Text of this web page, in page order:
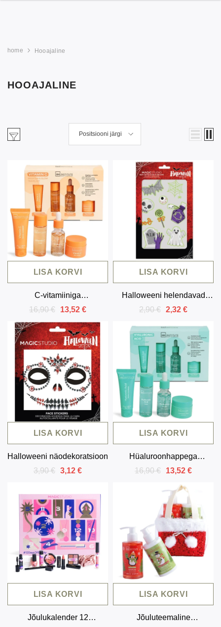
home Hooajaline
HOOAJALINE
Positsiooni järgi
LISA KORVI
C-vitamiiniga
näohoolduskomplekt (4
toodet)
16,90 € 13,52 €
LISA KORVI
Halloweeni helendavad
tätoveeringkleebised
2,90 € 2,32 €
LISA KORVI
Halloweeni näodekoratsioon
3,90 € 3,12 €
LISA KORVI
Hüaluroonhappega
näohoolduskomplekt (4
16,90 € 13,52 €
LISA KORVI
Jõulukalender 12
LISA KORVI
Jõuluteemaline